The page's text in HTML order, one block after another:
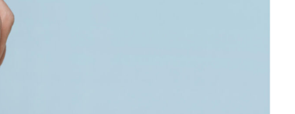
Finanza agevolata
“PMI, Industria e Incentivi alle Imprese
”